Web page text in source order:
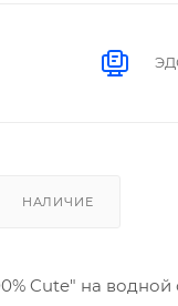
НАЛИЧИЕ
Cute" на